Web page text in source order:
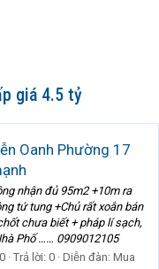
giá 4.5 tỷ
Oanh Phường 17
nhận đủ 95m2 +10m ra
tứ tung +Chủ rất xoắn bán
chưa biết + pháp lí sạch,
Phố …… 0909012105
Trả lời: 0 Diễn đàn: Mua